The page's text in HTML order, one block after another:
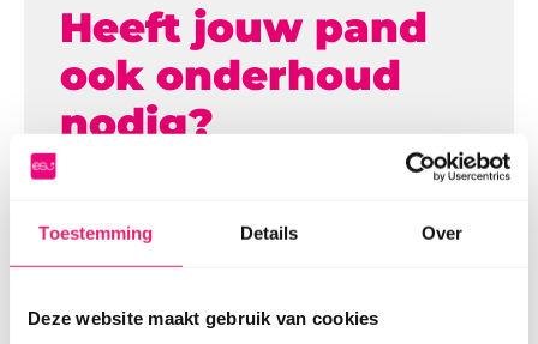
Toestemming Details Over
Deze website maakt gebruik van cookies
Heeft jouw pand
ook onderhoud
nodig?
We helpen je graag bij het vaststellen van
aan toe bent.